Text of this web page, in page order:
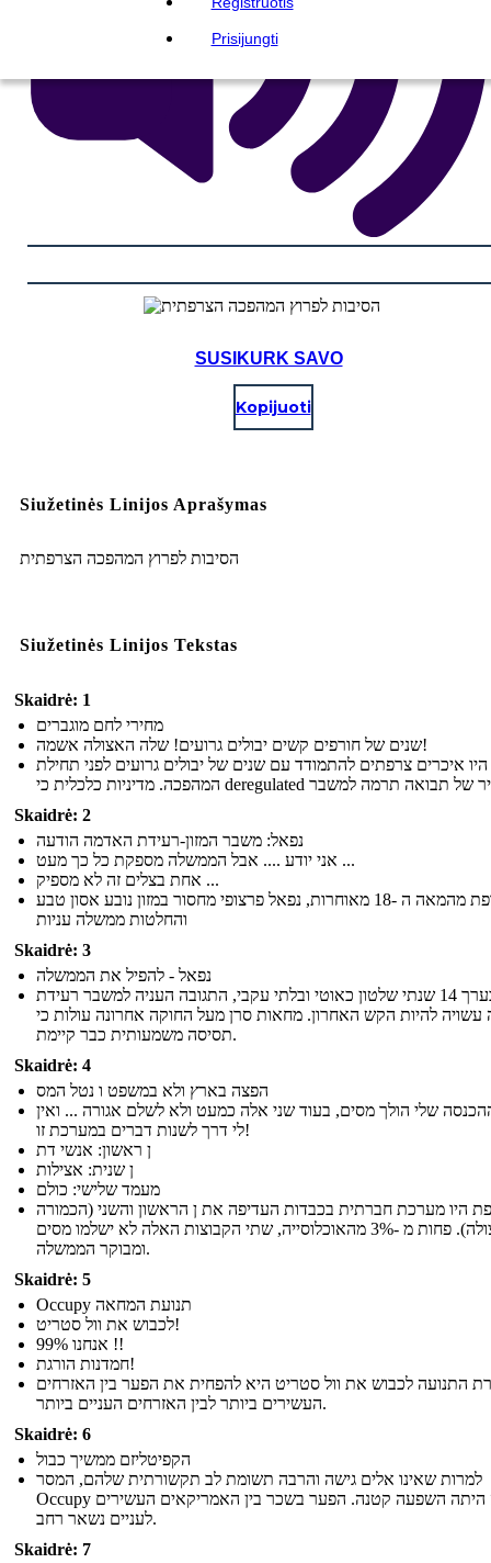
Prisijungti
SUSIKURK SAVO
Kopijuoti
Siužetinės Linijos Aprašymas
הסיבות לפרוץ המהפכה הצרפתית
Siužetinės Linijos Tekstas
Skaidrė: 1
מחירי לחם מוגברים
שנים של חורפים קשים יבולים גרועים! שלה האצולה אשמה!
היו איכרים צרפתים להתמודד עם שנים של יבולים גרועים לפני תחילת
Skaidrė: 2
נפאל: משבר המזון-רעידת האדמה הודעה
אני יודע .... אבל הממשלה מספקת כל כך מעט ...
אחת בצלים זה לא מספיק ...
כמו צרפת מהמאה ה -18 מאוחרות, נפאל פרצופי מחסור במזון נובע אסון טבע
והחלטות ממשלה עניות
Skaidrė: 3
נפאל - להפיל את הממשלה
אחרי בערך 14 שנתי שלטון כאוטי ובלתי עקבי, התגובה העניה למשבר רעידת
להיות הקש האחרון. מחאות סרן מעל החוקה אחרונה עולות כי
תסיסה משמעותית כבר קיימת.
Skaidrė: 4
הפצה בארץ ולא במשפט ו נטל המס
שלי הולך מסים, בעוד שני אלה כמעט ולא לשלם אגורה ... ואין
לי דרך לשנות דברים במערכת זו!
ן ראשון: אנשי דת
ן שנית: אצילות
מעמד שלישי: כולם
היו מערכת חברתית בכבדות העדיפה את ן הראשון והשני (הכמורה
והאצולה). פחות מ -3% מהאוכלוסייה, שתי הקבוצות האלה לא ישלמו מסים
ומבוקר הממשלה.
Skaidrė: 5
Occupy תנועת המחאה
לכבוש את וול סטריט!
אנחנו 99% !!
חמדנות הורגת!
התנועה לכבוש את וול סטריט היא להפחית את הפער בין האזרחים
העשירים ביותר לבין האזרחים העניים ביותר.
Skaidrė: 6
הקפיטליזם ממשיך כבול
למרות שאינו אלים גישה והרבה תשומת לב תקשורתית שלהם, המסר
Occupy כנראה היתה השפעה קטנה. הפער בשכר בין האמריקאים העשירים
לעניים נשאר רחב.
Skaidrė: 7